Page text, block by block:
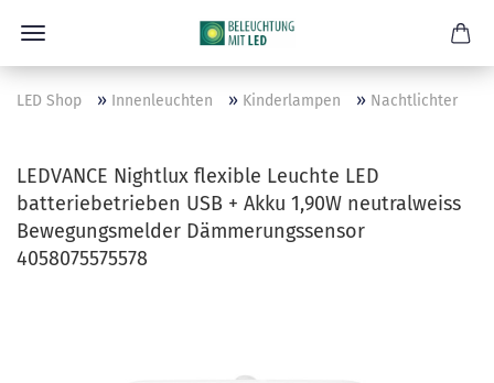
LED Shop » Innenleuchten » Kinderlampen » Nachtlichter
LEDVANCE Nightlux flexible Leuchte LED
batteriebetrieben USB + Akku 1,90W neutralweiss
Bewegungsmelder Dämmerungssensor
4058075575578